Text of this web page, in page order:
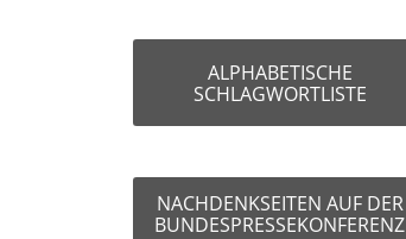
ALPHABETISCHE
SCHLAGWORTLISTE
NACHDENKSEITEN AUF DER
BUNDESPRESSEKONFERENZ